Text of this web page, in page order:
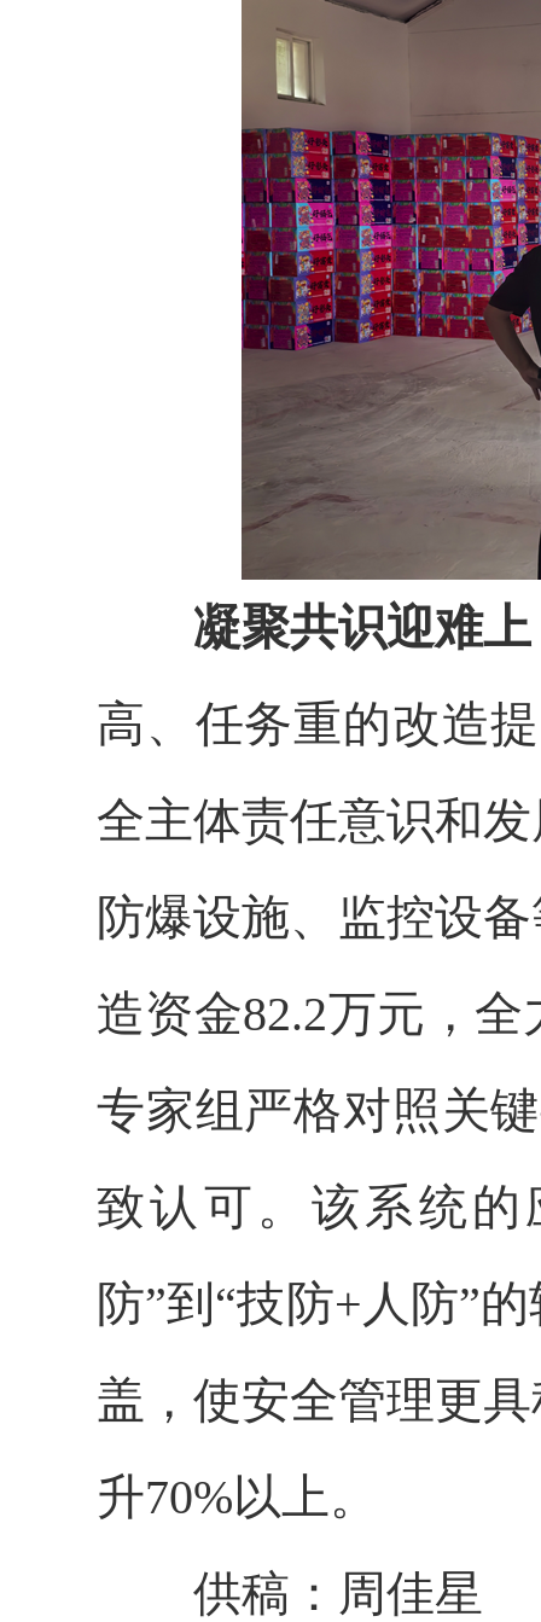
凝聚共识迎难
高、任务重的改造
全主体责任意识和
防爆设施、监控设
造资金82.2万元，
专家组严格对照关
致认可。该系统
防”到“技防+人防”
盖，使安全管理更
升70%以上。
供稿：周佳星